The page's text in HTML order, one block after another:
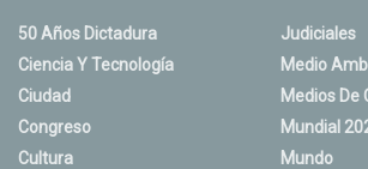
50 Años Dictadura
Ciencia Y Tecnología
Ciudad
Congreso
Cultura
Judiciales
Medio
Medios De
Mundial
Mundo